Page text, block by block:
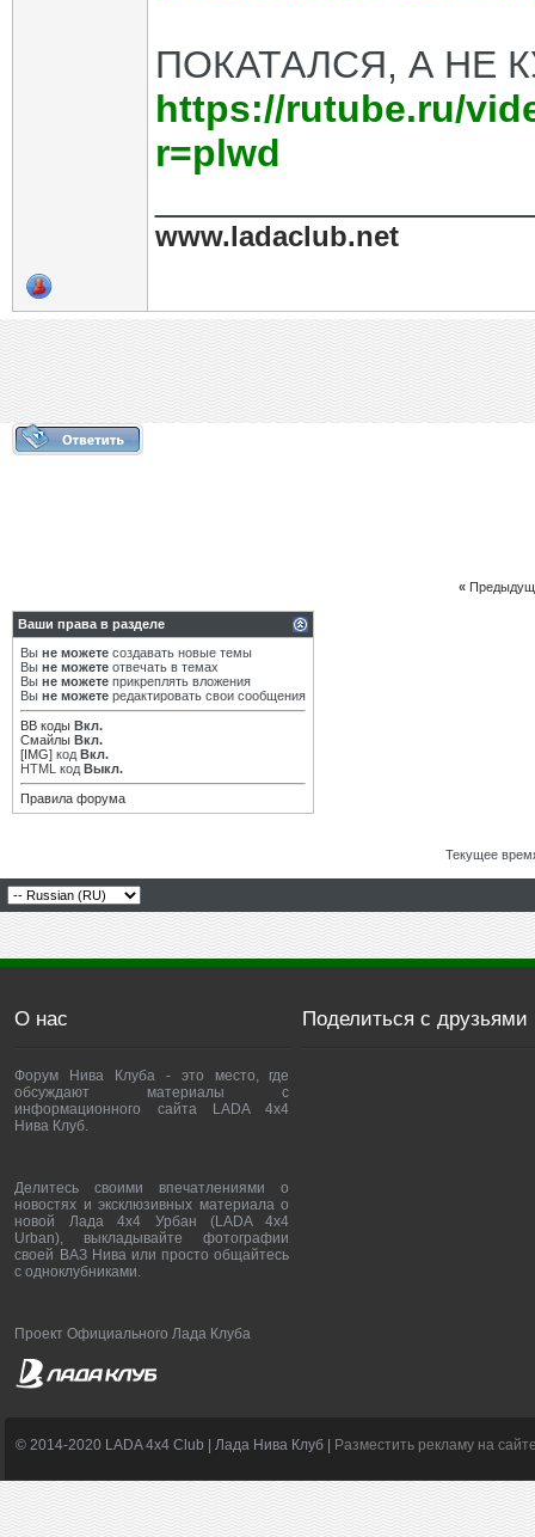
ПОКАТАЛСЯ, А НЕ
https://rutube.ru/
r=plwd
www.ladaclub.net
«
Ваши права в разделе
Вы не можете создавать новые темы
Вы не можете отвечать в темах
Вы не можете прикреплять вложения
Вы не можете редактировать свои сообщения
BB коды Вкл.
Смайлы Вкл.
[IMG] код Вкл.
HTML код Выкл.
Правила форума
Текущее
О нас
Форум Нива Клуба - это место, где
обсуждают материалы с
информационного сайта LADA 4x4
Нива Клуб.
Делитесь своими впечатлениями о
новостях и эксклюзивных материала о
новой Лада 4х4 Урбан (LADA 4x4
Urban), выкладывайте фотографии
своей ВАЗ Нива или просто общайтесь
с одноклубниками.
Проект Официального Лада Клуба
Поделиться с друзьями
© 2014-2020 LADA 4x4 Club | Лада Нива Клуб | Разместить рекламу на